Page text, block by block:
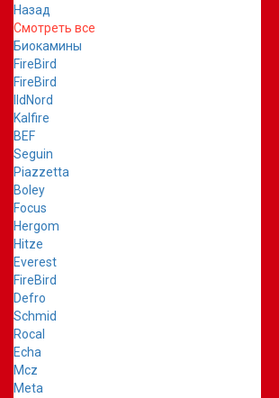
Назад
Смотреть все
Биокамины
FireBird
FireBird
IldNord
Kalfire
BEF
Seguin
Piazzetta
Boley
Focus
Hergom
Hitze
Everest
FireBird
Defro
Schmid
Rocal
Echa
Mcz
Meta